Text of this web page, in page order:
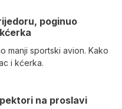
poginuo
manji sportski avion. Kako
i kćerka.
na proslavi